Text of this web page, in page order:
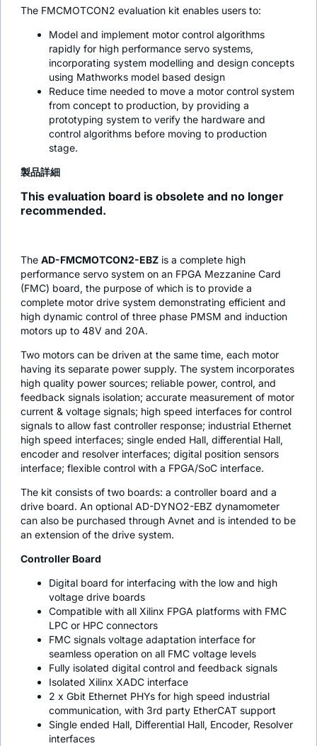
The FMCMOTCON2 evaluation kit enables users to:
Model and implement motor control algorithms
rapidly for high performance servo systems,
incorporating system modelling and design concepts
using Mathworks model based design
Reduce time needed to move a motor control system
from concept to production, by providing a
prototyping system to verify the hardware and
control algorithms before moving to production
stage.
製品詳細
This evaluation board is obsolete and no longer
recommended.
The AD-FMCMOTCON2-EBZ is a complete high
performance servo system on an FPGA Mezzanine Card
(FMC) board, the purpose of which is to provide a
complete motor drive system demonstrating efficient and
high dynamic control of three phase PMSM and induction
motors up to 48V and 20A.
Two motors can be driven at the same time, each motor
having its separate power supply. The system incorporates
high quality power sources; reliable power, control, and
feedback signals isolation; accurate measurement of motor
current & voltage signals; high speed interfaces for control
signals to allow fast controller response; industrial Ethernet
high speed interfaces; single ended Hall, differential Hall,
encoder and resolver interfaces; digital position sensors
interface; flexible control with a FPGA/SoC interface.
The kit consists of two boards: a controller board and a
drive board. An optional AD-DYNO2-EBZ dynamometer
can also be purchased through Avnet and is intended to be
an extension of the drive system.
Controller Board
Digital board for interfacing with the low and high
voltage drive boards
Compatible with all Xilinx FPGA platforms with FMC
LPC or HPC connectors
FMC signals voltage adaptation interface for
seamless operation on all FMC voltage levels
Fully isolated digital control and feedback signals
Isolated Xilinx XADC interface
2 x Gbit Ethernet PHYs for high speed industrial
communication, with 3rd party EtherCAT support
Single ended Hall, Differential Hall, Encoder, Resolver
interfaces